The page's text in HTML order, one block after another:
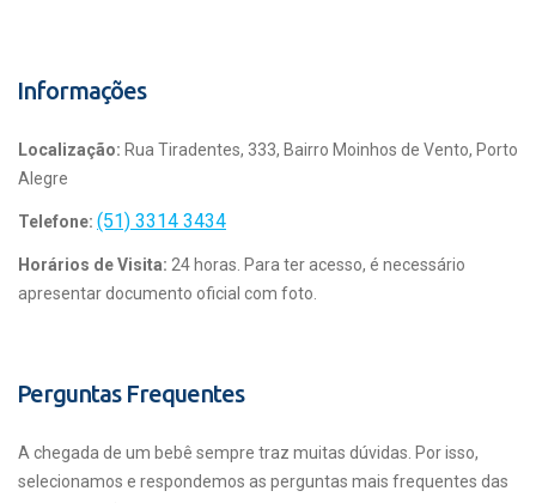
Informações
Localização: Rua Tiradentes, 333, Bairro Moinhos de Vento, Porto
Alegre
Telefone: (51) 3314 3434
Horários de Visita: 24 horas. Para ter acesso, é necessário
apresentar documento oficial com foto.
Perguntas Frequentes
A chegada de um bebê sempre traz muitas dúvidas. Por isso,
selecionamos e respondemos as perguntas mais frequentes das